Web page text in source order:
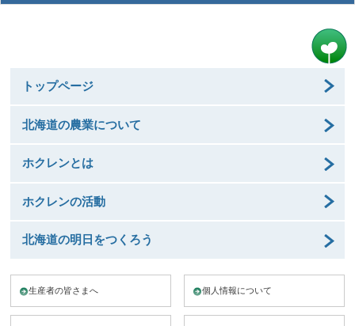
トップページ
北海道の農業について
ホクレンとは
ホクレンの活動
北海道の明日をつくろう
生産者の皆さまへ 個人情報について